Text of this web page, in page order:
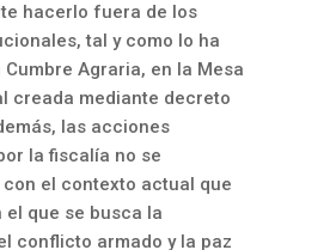
hacerlo fuera de los
tal y como lo ha
Agraria, en la Mesa
creada mediante decreto
las acciones
la fiscalía no se
el contexto actual que
el que se busca la
conflicto armado y la paz